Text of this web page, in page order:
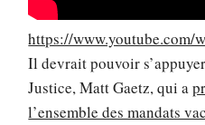
https://www.youtube.com/
Il devrait pouvoir
Justice, Matt Gaetz, qui a
l’ensemble des mandats